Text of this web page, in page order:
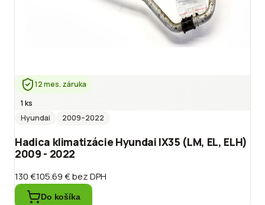
12 mes. záruka
1 ks
Hyundai
2009–2022
Hadica klimatizácie Hyundai IX35 (LM, EL, ELH)
2009 - 2022
130 €105.69 €bez DPH
Do košíka